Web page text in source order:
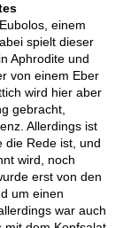
einem
spielt dieser
Aphrodite und
von einem Eber
wird hier aber
gebracht,
Allerdings ist
die Rede ist, und
wird, noch
erst von den
um einen
war auch